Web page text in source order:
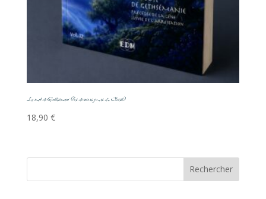
La nuit de Gethsémani (les derniers jours du Christ)
18,90 €
Rechercher